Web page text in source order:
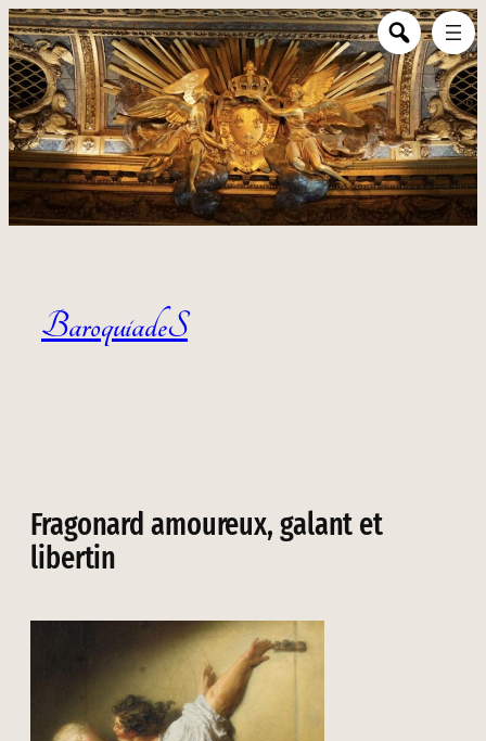
Aller au contenu
BaroquiadeS
Fragonard amoureux, galant et
libertin